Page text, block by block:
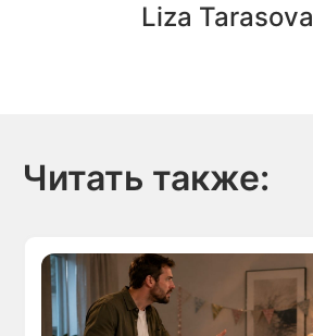
Liza Tarasova
Читать также: